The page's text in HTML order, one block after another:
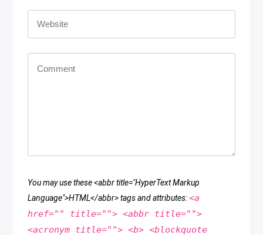
You may use these <abbr title="HyperText Markup
Language">HTML</abbr> tags and attributes:<a
href="" title=""> <abbr title="">
<acronym title=""> <b> <blockquote